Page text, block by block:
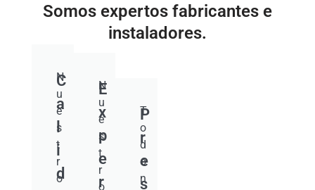
Somos expertos fabricantes e
instaladores.
C
a
l
i
d
N
u
e
s
t
r
o
E
x
p
e
r
N
u
e
s
t
r
o
P
r
e
s
T
o
d
o
n